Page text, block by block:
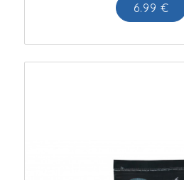
6.99 €